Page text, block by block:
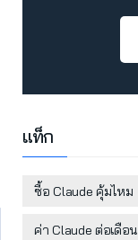
แท็ก
ซื้อ Claude คุ้มไหม
ค่า Claude ต่อเดือน